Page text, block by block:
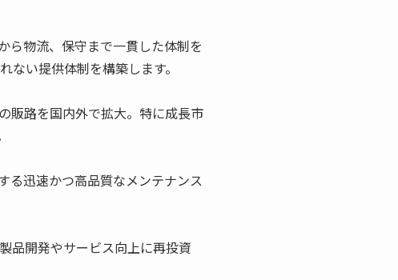
ら物流、保守まで一貫した体制を
い提供体制を構築します。
販路を国内外で拡大。特に成長市
る迅速かつ高品質なメンテナンス
品開発やサービス向上に再投資